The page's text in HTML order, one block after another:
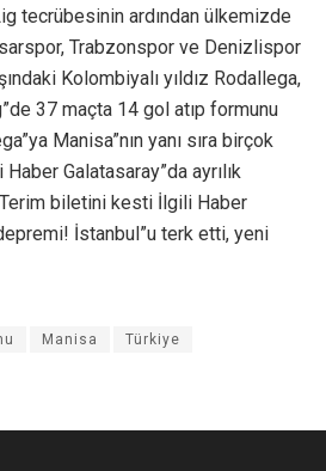
tecrübesinin ardından ülkemizde
Trabzonspor ve Denizlispor
Kolombiyalı yıldız Rodallega,
37 maçta 14 gol atıp formunu
Manisa”nın yanı sıra birçok
Galatasaray”da ayrılık
biletini kesti İlgili Haber
İstanbul”u terk etti, yeni
Manisa Türkiye